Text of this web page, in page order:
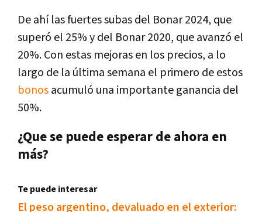
De ahí las fuertes subas del Bonar 2024, que
superó el 25% y del Bonar 2020, que avanzó el
20%. Con estas mejoras en los precios, a lo
largo de la última semana el primero de estos
bonosacumuló una importante ganancia del
50%.
¿Que se puede esperar de ahora en
más?
Te puede interesar
El peso argentino, devaluado en el exterior: